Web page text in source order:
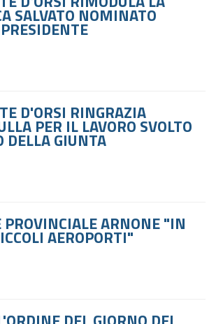
SALVATO NOMINATO
D'ORSI RINGRAZIA
PER IL LAVORO SVOLTO
DELLA GIUNTA
PROVINCIALE ARNONE "IN
AEROPORTI"